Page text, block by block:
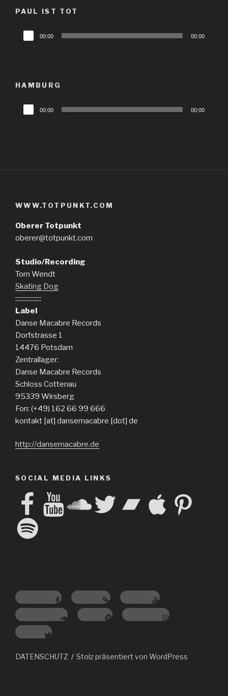
PAUL IST TOT
Audio-
Player
00:00 00:00
HAMBURG
Audio-
Player
00:00 00:00
WWW.TOTPUNKT.COM
Oberer Totpunkt
oberer@totpunkt.com
Studio/Recording
Tom Wendt
Skating Dog
:::::::::::::::::
Label
Danse Macabre Records
Dorfstrasse 1
14476 Potsdam
Zentrallager:
Danse Macabre Records
Schloss Cottenau
95339 Wirsberg
Fon: (+49) 162 66 99 666
kontakt [at] dansemacabre [dot] de
http://dansemacabre.de
SOCIAL MEDIA LINKS
FacebookYouTube SoundCloud
Twitter Apple Pinterest
Spotify
Facebook Amazon
Youtube
Soundcloud
Spotify
Instagram
Twitter
DATENSCHUTZ Stolz präsentiert von WordPress